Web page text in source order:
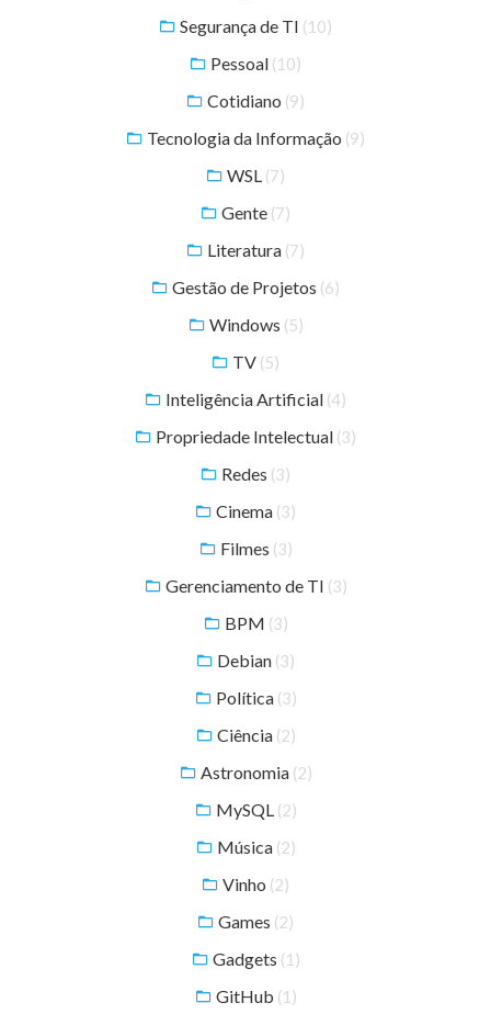
Segurança de TI (10)
Pessoal (10)
Cotidiano (9)
Tecnologia da Informação (9)
WSL (7)
Gente (7)
Literatura (7)
Gestão de Projetos (6)
Windows (5)
TV (5)
Inteligência Artificial (4)
Propriedade Intelectual (3)
Redes (3)
Cinema (3)
Filmes (3)
Gerenciamento de TI (3)
BPM (3)
Debian (3)
Política (3)
Ciência (2)
Astronomia (2)
MySQL (2)
Música (2)
Vinho (2)
Games (2)
Gadgets (1)
GitHub (1)